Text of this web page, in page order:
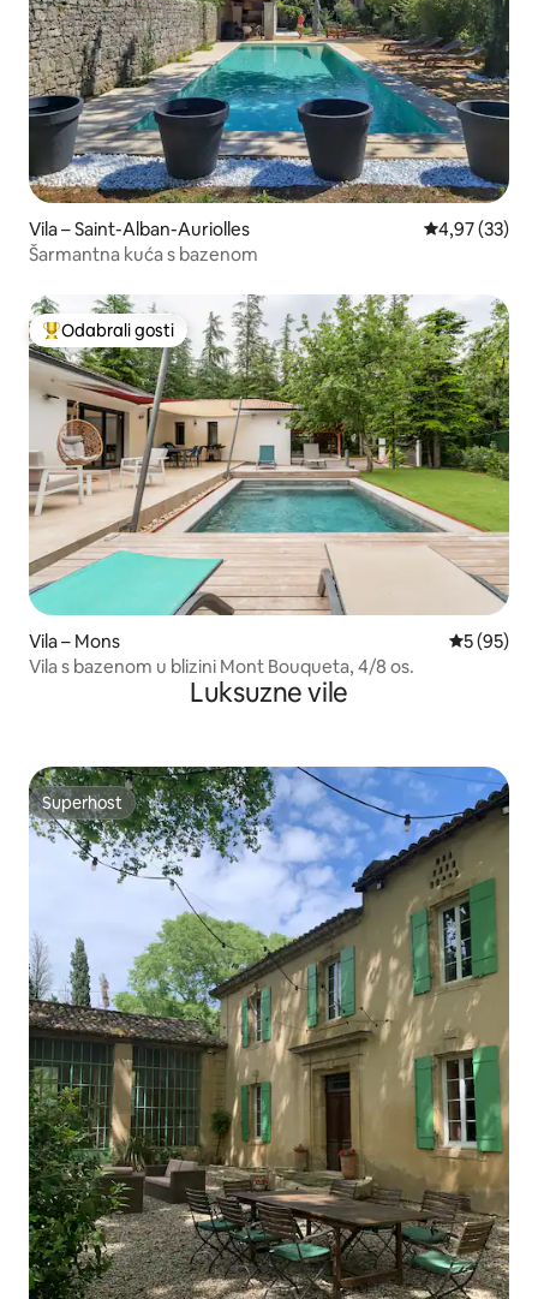
Vila – Saint-Alban-Auriolles Prosječna
4,97 (33)
Šarmantna kuća s bazenom
Među najviše rangiranima s oznakom „Odabrali gosti”
Odabrali gosti
Vila – Mons Prosječna
5 (95)
Vila s bazenom u blizini Mont Bouqueta, 4/8 os.
Luksuzne vile
Superhost
Superhost